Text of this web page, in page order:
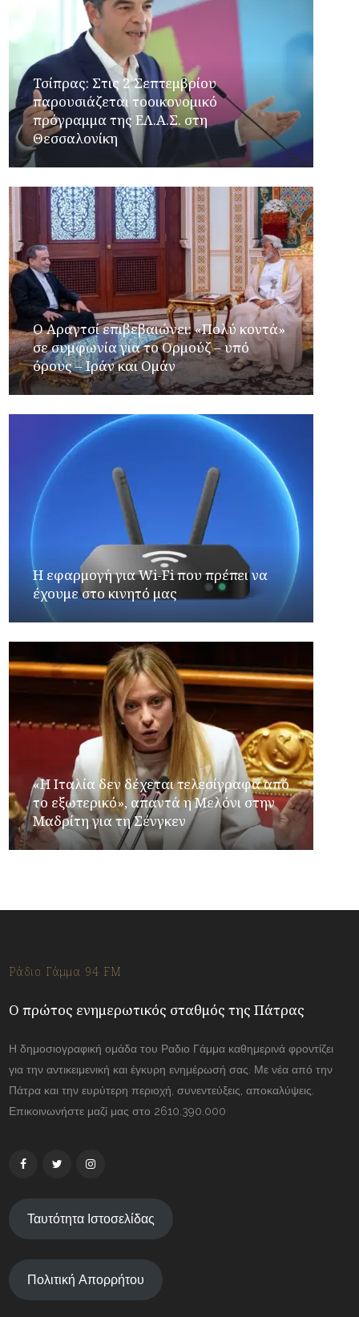
Τσίπρας: Στις 2 Σεπτεμβρίου
παρουσιάζεται τοοικονομικό
πρόγραμμα της ΕΛ.Α.Σ. στη
Θεσσαλονίκη
Ο Αραγτσί επιβεβαιώνει: «Πολύ κοντά»
σε συμφωνία για το Ορμούζ – υπό
όρους – Ιράν και Ομάν
Η εφαρμογή για Wi-Fi που πρέπει να
έχουμε στο κινητό μας
«Η Ιταλία δεν δέχεται τελεσίγραφα από
το εξωτερικό», απαντά η Μελόνι στην
Μαδρίτη για τη Σένγκεν
Ράδιο Γάμμα 94 FM
Ο πρώτος ενημερωτικός σταθμός της Πάτρας
Η δημοσιογραφική ομάδα του Ραδιο Γάμμα καθημερινά φροντίζει
για την αντικειμενική και έγκυρη ενημέρωσή σας. Με νέα από την
Πάτρα και την ευρύτερη περιοχή, συνεντεύξεις, αποκαλύψεις.
Επικοινωνήστε μαζί μας στο 2610.390.000
Ταυτότητα Ιστοσελίδας
Πολιτική Απορρήτου